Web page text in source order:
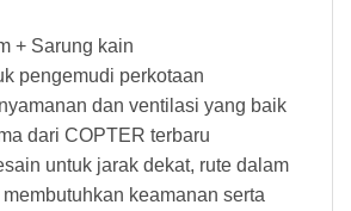
+ Sarung kain
pengemudi perkotaan
dan ventilasi yang baik
dari COPTER terbaru
untuk jarak dekat, rute dalam
keamanan serta